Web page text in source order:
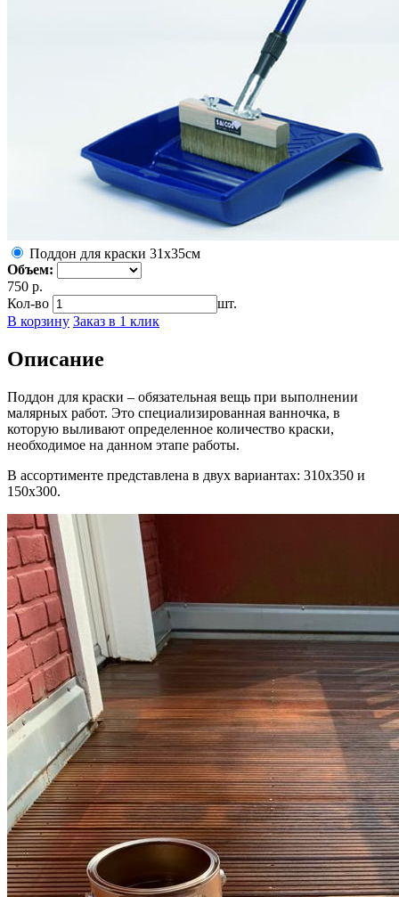
Поддон для краски 31х35см
Объем:
750 р.
Кол-во
шт.
В корзину Заказ в 1 клик
Описание
Поддон для краски – обязательная вещь при выполнении
малярных работ. Это специализированная ванночка, в
которую выливают определенное количество краски,
необходимое на данном этапе работы.
В ассортименте представлена в двух вариантах: 310х350 и
150х300.